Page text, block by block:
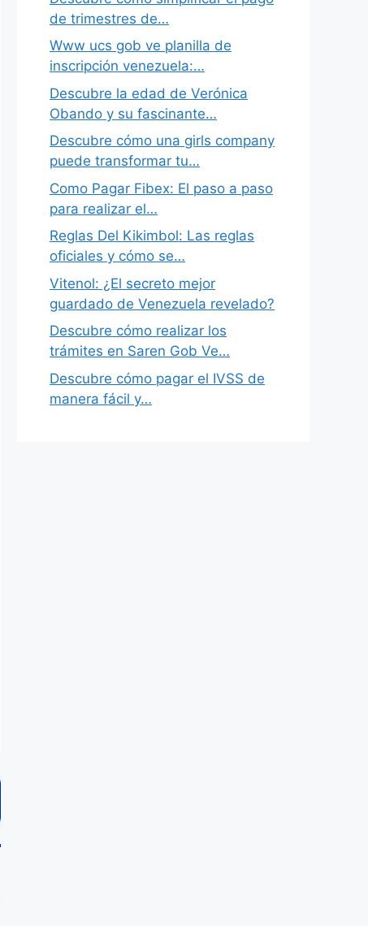
de trimestres de…
Www ucs gob ve planilla de
inscripción venezuela:…
Descubre la edad de Verónica
Obando y su fascinante…
Descubre cómo una girls company
puede transformar tu…
Como Pagar Fibex: El paso a paso
para realizar el…
Reglas Del Kikimbol: Las reglas
oficiales y cómo se…
Vitenol: ¿El secreto mejor
guardado de Venezuela revelado?
Descubre cómo realizar los
trámites en Saren Gob Ve…
Descubre cómo pagar el IVSS de
manera fácil y…